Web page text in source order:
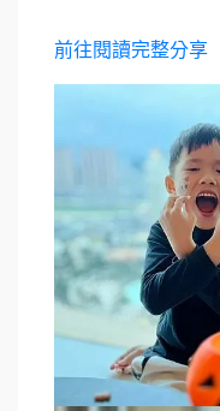
前往閱讀完整分享